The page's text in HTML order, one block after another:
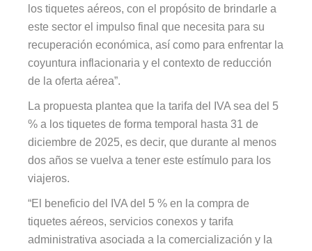
los tiquetes aéreos, con el propósito de brindarle a
este sector el impulso final que necesita para su
recuperación económica, así como para enfrentar la
coyuntura inflacionaria y el contexto de reducción
de la oferta aérea”.
La propuesta plantea que la tarifa del IVA sea del 5
% a los tiquetes de forma temporal hasta 31 de
diciembre de 2025, es decir, que durante al menos
dos años se vuelva a tener este estímulo para los
viajeros.
“El beneficio del IVA del 5 % en la compra de
tiquetes aéreos, servicios conexos y tarifa
administrativa asociada a la comercialización y la